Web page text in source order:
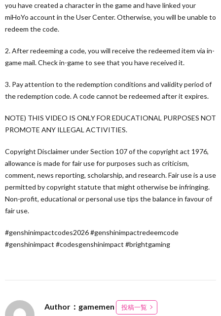
you have created a character in the game and have linked your
miHoYo account in the User Center. Otherwise, you will be unable to
redeem the code.
2. After redeeming a code, you will receive the redeemed item via in-
game mail. Check in-game to see that you have received it.
3. Pay attention to the redemption conditions and validity period of
the redemption code. A code cannot be redeemed after it expires.
NOTE) THIS VIDEO IS ONLY FOR EDUCATIONAL PURPOSES NOT
PROMOTE ANY ILLEGAL ACTIVITIES.
Copyright Disclaimer under Section 107 of the copyright act 1976,
allowance is made for fair use for purposes such as criticism,
comment, news reporting, scholarship, and research. Fair use is a use
permitted by copyright statute that might otherwise be infringing.
Non-profit, educational or personal use tips the balance in favour of
fair use.
#genshinimpactcodes2026 #genshinimpactredeemcode​
#genshinimpact​ #codesgenshinimpact​ #brightgaming
Author：gamemen 投稿一覧